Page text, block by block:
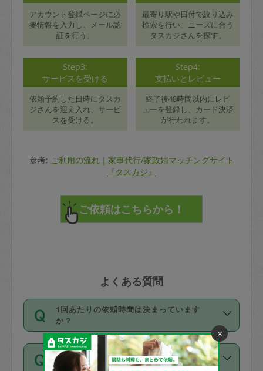
アカウント登録ページに必
要情報を入力し、メール認
証を行う。
最寄り駅や日付で絞り込み
検索を行い、ニーズに合う
タスカジさんを探す。
Step3:
サービスを受ける
依頼予約した日時にタスカ
ジさんを迎え入れ、サービ
スを受ける。
Step4:
支払いとレビュー
終了後48時間以内にレビ
ューを登録し、カード決済
が行われます。
参考: ご利用の流れ｜家事代行/家政婦マッチングサイト
『タスカジ』
よくある質問
1回あたりの依頼時間は決まっています
か？
依頼1回につき3時間固定です。3時間を
超えて依頼したい場合は、延長機能をご
価格はどうやって決まっていますか？
×